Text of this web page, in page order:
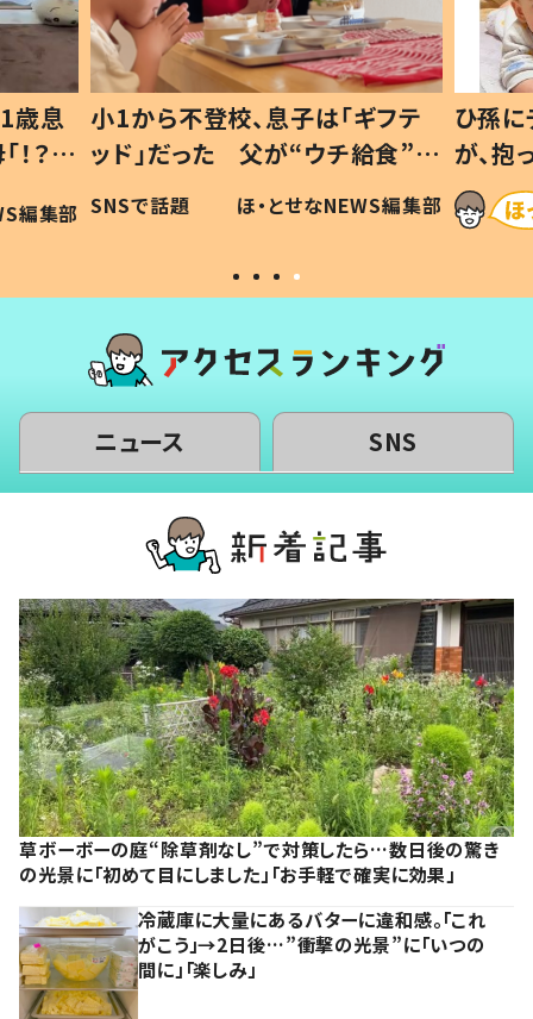
歳息
？」
編集部
小1から不登校、息子は「ギフテ
ッド」だった 父が“ウチ給食”を
作り続ける理由とは #令和の親
#令和の子
SNSで話題 ほ・とせなNEWS編集部
ひ孫
が、
「涙が
い」
ニュース SNS
草ボーボーの庭“除草剤なし”で対策したら…数日後の驚き
の光景に「初めて目にしました」「お手軽で確実に効果」
冷蔵庫に大量にあるバターに違和感。「これ
がこう」→2日後…”衝撃の光景”に「いつの
間に」「楽しみ」